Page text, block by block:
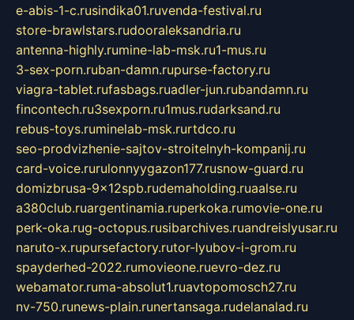
e-abis-1-c.rusindika01.ruvenda-festival.ru
store-brawlstars.rudooraleksandria.ru
antenna-highly.rumine-lab-msk.ru1-mus.ru
3-sex-porn.ruban-damn.rupurse-factory.ru
viagra-tablet.rufasbags.ruadler-jun.rubandamn.ru
fincontech.ru3sexporn.ru1mus.rudarksand.ru
rebus-toys.ruminelab-msk.rurtdco.ru
seo-prodvizhenie-sajtov-stroitelnyh-kompanij.ru
card-voice.rurulonnyygazon177.rusnow-guard.ru
domizbrusa-9x12spb.rudemaholding.ruaalse.ru
a380club.ruargentinamia.ruperkoka.rumovie-one.ru
perk-oka.rug-octopus.rusibarchives.ruandreislyusar.ru
naruto-x.rupursefactory.rutor-lyubov-i-grom.ru
spayderhed-2022.rumovieone.ruevro-dez.ru
webamator.ruma-absolut1.ruavtopomosch27.ru
nv-750.runews-plain.runertansaga.rudelanalad.ru